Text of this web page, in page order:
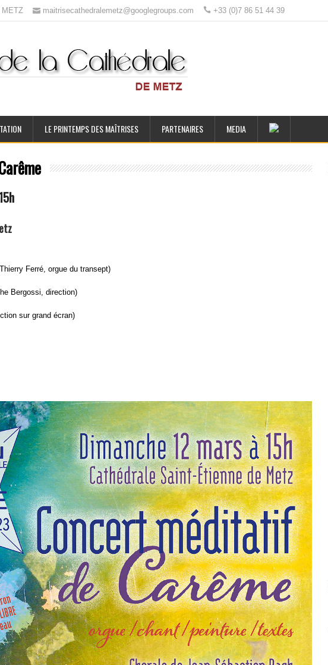
METZ maitrisecathedralemetz@googlegroups.com +33 (0)7 86 51 44 39
LE PRINTEMPS DES MAÎTRISES PARTENAIRES MEDIA
Ferré, orgue du transept)
Bergossi, direction)
sur grand écran)